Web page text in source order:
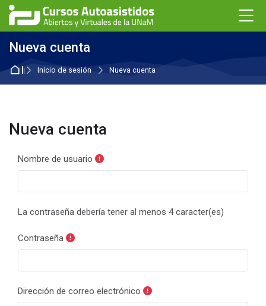
Skip to navigation
Skip to login form
Salta al contenido principal
Skip to accessibility options
Skip to footer
Skip accessibility options
Nueva cuenta
InicioInicio de sesión Nueva cuenta
Nueva cuenta
Nombre de usuario
La contraseña debería tener al menos 4 caracter(es)
Contraseña
Dirección de correo electrónico